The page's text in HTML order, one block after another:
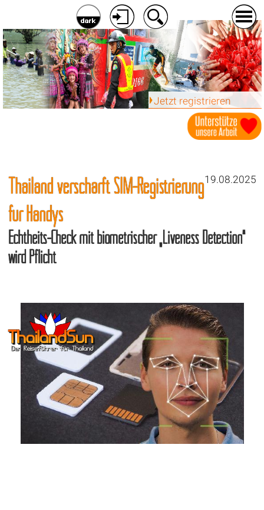
Jetzt registrieren
19.08.2025
Thailand verschärft SIM-Registrierung
für Handys
Echtheits-Check mit biometrischer „Liveness Detection“
wird Pflicht